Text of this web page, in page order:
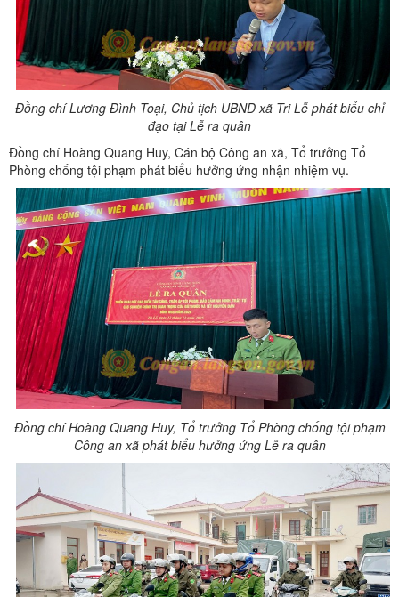
Đồng chí Lương Đình Toại, Chủ tịch UBND xã Tri Lễ phát biểu chỉ
đạo tại Lễ ra quân
Đồng chí Hoàng Quang Huy, Cán bộ Công an xã, Tổ trưởng Tổ
Phòng chống tội phạm phát biểu hưởng ứng nhận nhiệm vụ.
Đồng chí Hoàng Quang Huy, Tổ trưởng Tổ Phòng chống tội phạm
Công an xã phát biểu hưởng ứng Lễ ra quân